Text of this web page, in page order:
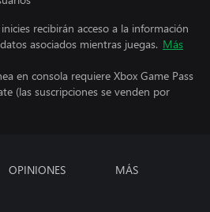
recibirán acceso a la información
asociados mientras juegas. Más
en consola requiere Xbox Game Pass
(las suscripciones se venden por
OPINIONES MÁS